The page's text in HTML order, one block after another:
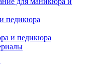
педикюра
и педикюра